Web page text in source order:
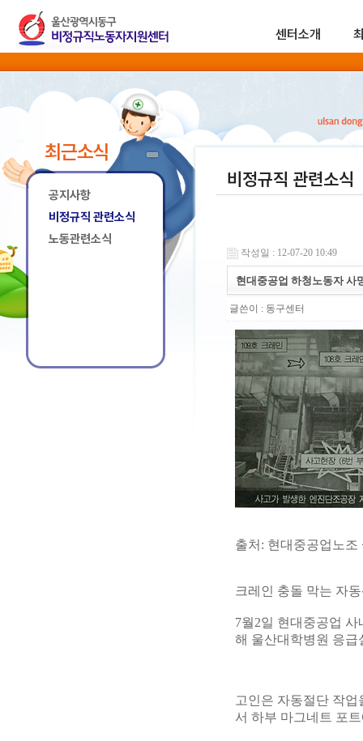
센터소개
최근소식
공지사항
비정규직 관련소식
노동관련소식
비정규직 관련소식
작성일 : 12-07-20 10:49
현대중공업 하청노동자 사
글쓴이 : 동구센터
출처: 현대중공업노조
크레인 충돌 막는 자
7월2일 현대중공업
해 울산대학병원 응급
고인은 자동절단 작
서 하부 마그네트 포